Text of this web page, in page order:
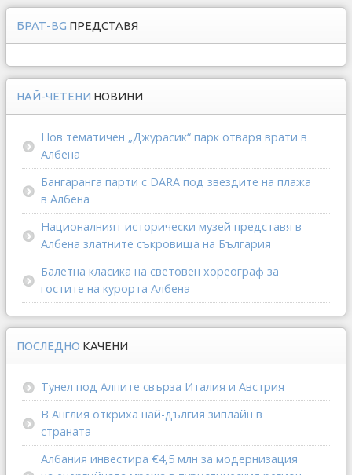
БРАТ-BG ПРЕДСТАВЯ
НАЙ-ЧЕТЕНИ НОВИНИ
Нов тематичен „Джурасик“ парк отваря врати в
Албена
Бангаранга парти с DARA под звездите на плажа
в Албена
Националният исторически музей представя в
Албена златните съкровища на България
Балетна класика на световен хореограф за
гостите на курорта Албена
ПОСЛЕДНО КАЧЕНИ
Тунел под Алпите свърза Италия и Австрия
В Англия откриха най-дългия зиплайн в
страната
Албания инвестира €4,5 млн за модернизация